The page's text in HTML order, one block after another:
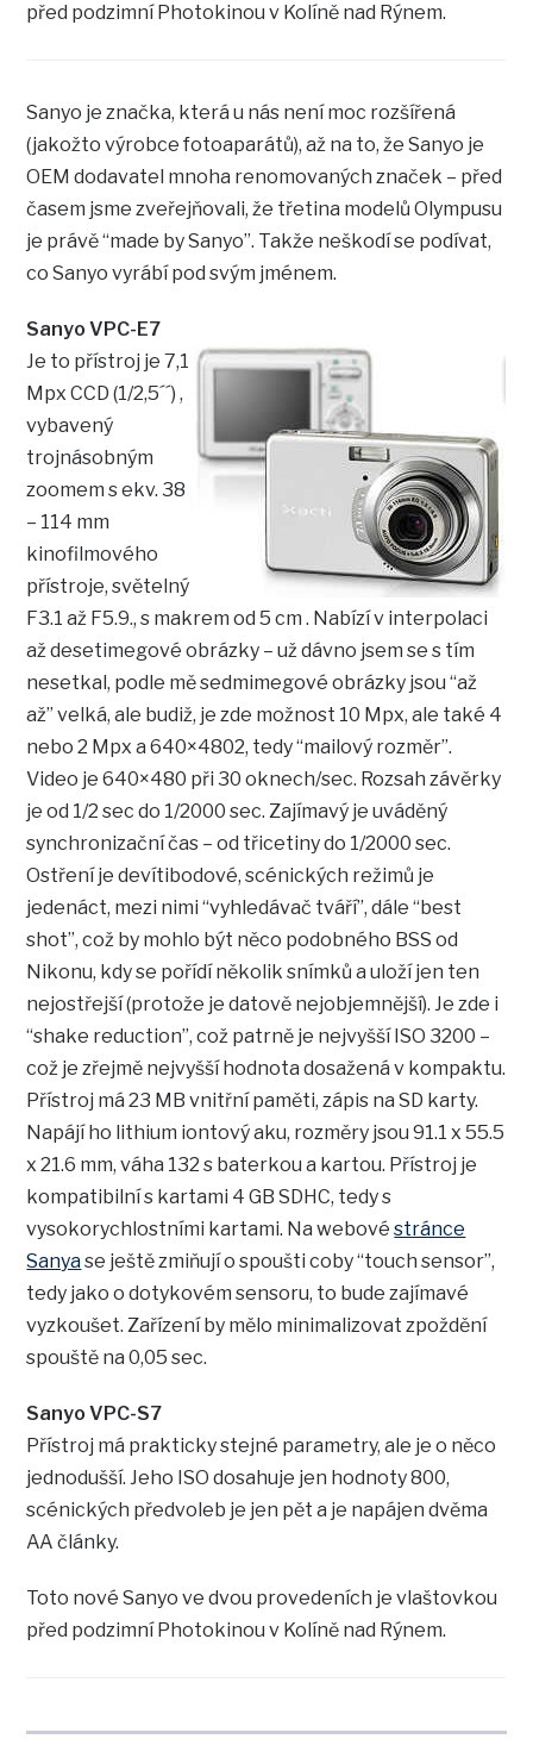
před podzimní Photokinou v Kolíně nad Rýnem.
Sanyo je značka, která u nás není moc rozšířená
(jakožto výrobce fotoaparátů), až na to, že Sanyo je
OEM dodavatel mnoha renomovaných značek – před
časem jsme zveřejňovali, že třetina modelů Olympusu
je právě “made by Sanyo”. Takže neškodí se podívat,
co Sanyo vyrábí pod svým jménem.
Sanyo VPC-E7
Je to přístroj je 7,1
Mpx CCD (1/2,5´´) ,
vybavený
trojnásobným
zoomem s ekv. 38
– 114 mm
kinofilmového
přístroje, světelný
F3.1 až F5.9., s makrem od 5 cm . Nabízí v interpolaci
až desetimegové obrázky – už dávno jsem se s tím
nesetkal, podle mě sedmimegové obrázky jsou “až
až” velká, ale budiž, je zde možnost 10 Mpx, ale také 4
nebo 2 Mpx a 640×4802, tedy “mailový rozměr”.
Video je 640×480 při 30 oknech/sec. Rozsah závěrky
je od 1/2 sec do 1/2000 sec. Zajímavý je uváděný
synchronizační čas – od třicetiny do 1/2000 sec.
Ostření je devítibodové, scénických režimů je
jedenáct, mezi nimi “vyhledávač tváří”, dále “best
shot”, což by mohlo být něco podobného BSS od
Nikonu, kdy se pořídí několik snímků a uloží jen ten
nejostřejší (protože je datově nejobjemnější). Je zde i
“shake reduction”, což patrně je nejvyšší ISO 3200 –
což je zřejmě nejvyšší hodnota dosažená v kompaktu.
Přístroj má 23 MB vnitřní paměti, zápis na SD karty.
Napájí ho lithium iontový aku, rozměry jsou 91.1 x 55.5
x 21.6 mm, váha 132 s baterkou a kartou. Přístroj je
kompatibilní s kartami 4 GB SDHC, tedy s
vysokorychlostními kartami. Na webovéstránce
Sanyase ještě zmiňují o spoušti coby “touch sensor”,
tedy jako o dotykovém sensoru, to bude zajímavé
vyzkoušet. Zařízení by mělo minimalizovat zpoždění
spouště na 0,05 sec.
Sanyo VPC-S7
Přístroj má prakticky stejné parametry, ale je o něco
jednodušší. Jeho ISO dosahuje jen hodnoty 800,
scénických předvoleb je jen pět a je napájen dvěma
AA články.
Toto nové Sanyo ve dvou provedeních je vlaštovkou
před podzimní Photokinou v Kolíně nad Rýnem.